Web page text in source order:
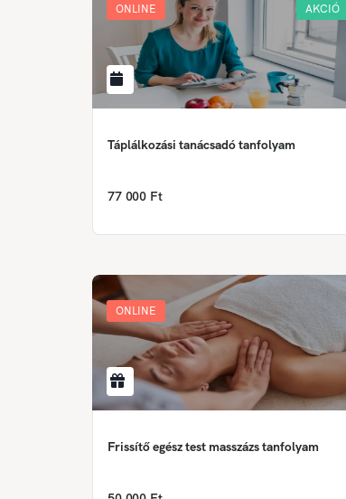
ONLINE AKCIÓ
Táplálkozási tanácsadó tanfolyam
77 000 Ft
ONLINE
Frissítő egész test masszázs tanfolyam